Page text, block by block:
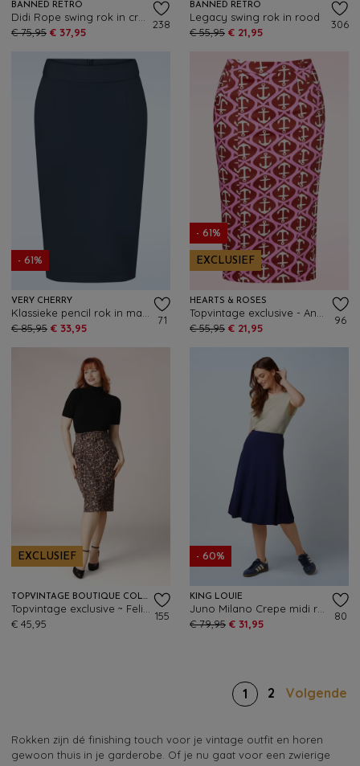
BANNED RETRO
€ 75,95 € 37,95
238
BANNED RETRO
Legacy swing rok in rood
€ 55,95 € 21,95
306
- 61%
VERY CHERRY
€ 85,95 € 33,95
71
- 61%
EXCLUSIEF
HEARTS & ROSES
€ 55,95 € 21,95
96
EXCLUSIEF
TOPVINTAGE BOUTIQUE COLLECTION
€ 45,95
155
- 60%
KING LOUIE
€ 79,95 € 31,95
80
1 2 Volgende
Rokken zijn dé finishing touch voor je vintage outfit en horen
gewoon thuis in je garderobe. Of je nu gaat voor een zwierige